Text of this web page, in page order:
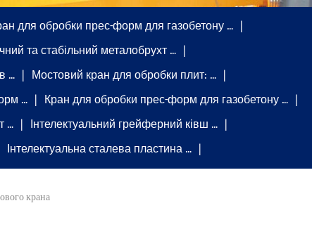
для обробки прес-форм для газобетону …
та стабільний металобрухт …
…
Мостовий кран для обробки плит: …
…
Кран для обробки прес-форм для газобетону …
…
Інтелектуальний грейферний ківш …
Інтелектуальна сталева пластина …
крана